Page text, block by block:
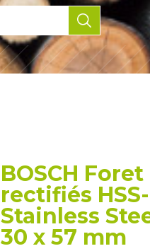
BOSCH
rectifiés
Stainless
30 x 57 mm